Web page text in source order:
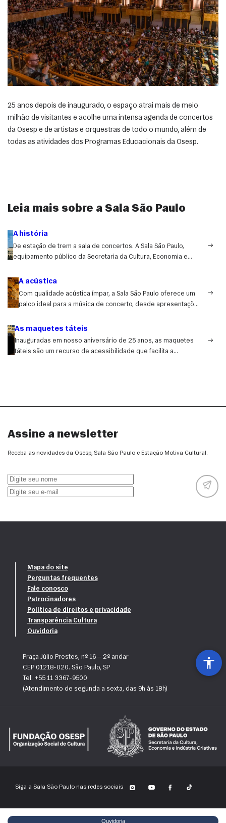
25 anos depois de inaugurado, o espaço atrai mais de meio
milhão de visitantes e acolhe uma intensa agenda de concertos
da Osesp e de artistas e orquestras de todo o mundo, além de
todas as atividades dos Programas Educacionais da Osesp.
Leia mais sobre a Sala São Paulo
A história
De estação de trem a sala de concertos. A Sala São Paulo,
equipamento público da Secretaria da Cultura, Economia e
9 de julho de 1999, mesma data em que foi tombada como
patrimônio histórico pelo Condephaat. Saiba mais no
comemorativo dos 25 anos da Sala
áudio
A acústica
Com qualidade acústica ímpar, a Sala São Paulo oferece um
palco ideal para a música de concerto, desde apresentações
As maquetes táteis
Inauguradas em nosso aniversário de 25 anos, as maquetes
táteis são um recurso de acessibilidade que facilita a
Assine a newsletter
Receba as novidades da Osesp, Sala São Paulo e Estação Motiva Cultural.
Mapa do site
Perguntas frequentes
Fale conosco
Patrocinadores
Política de direitos e privacidade
Transparência Cultura
Ouvidoria
Praça Júlio Prestes, nº 16 — 2º andar
CEP 01218-020. São Paulo, SP
Tel: +55 11 3367-9500
(Atendimento de segunda a sexta, das 9h às 18h)
Siga a Sala São Paulo nas redes sociais
Ouvidoria